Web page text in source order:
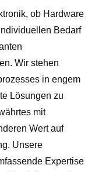
ob Hardware
Bedarf
Wir stehen
in engem
Lösungen zu
mit
Wert auf
Unsere
Expertise